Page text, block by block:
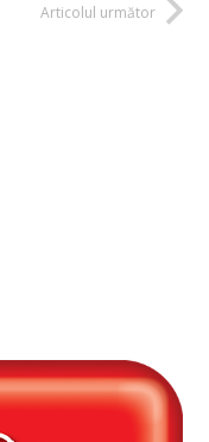
Articolul următor